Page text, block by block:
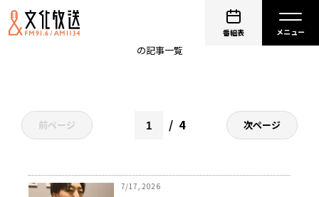
番組表
の記事一覧
前ページ 4 次ページ
7/17, 2026